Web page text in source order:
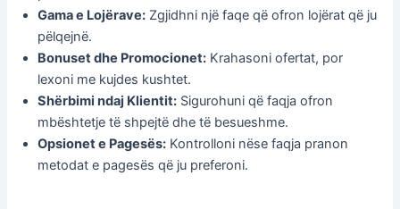
Gama e Lojërave: Zgjidhni një faqe që ofron lojërat që ju
pëlqejnë.
Bonuset dhe Promocionet: Krahasoni ofertat, por
lexoni me kujdes kushtet.
Shërbimi ndaj Klientit: Sigurohuni që faqja ofron
mbështetje të shpejtë dhe të besueshme.
Opsionet e Pagesës: Kontrolloni nëse faqja pranon
metodat e pagesës që ju preferoni.